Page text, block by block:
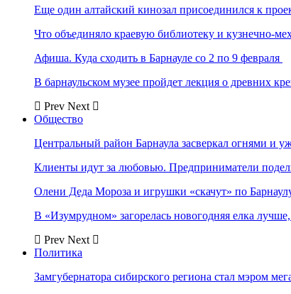
Еще один алтайский кинозал присоединился к
Что объединяло краевую библиотеку и кузнечно-
Афиша. Куда сходить в Барнауле со 2 по 9 февраля
В барнаульском музее пройдет лекция о древних
Prev Next
Общество
Центральный район Барнаула засверкал огнями и
Клиенты идут за любовью. Предприниматели
Олени Деда Мороза и игрушки «скачут» по
В «Изумрудном» загорелась новогодняя елка
Prev Next
Политика
Замгубернатора сибирского региона стал мэром